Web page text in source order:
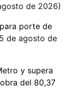
de 2026
porte de
5 de agosto de
y supera
del 80,37